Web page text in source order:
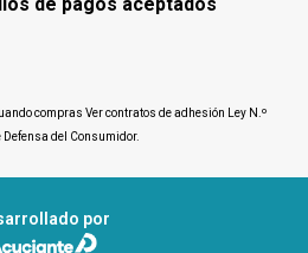
compras Ver contratos de adhesión Ley N.º
Defensa del Consumidor.
por